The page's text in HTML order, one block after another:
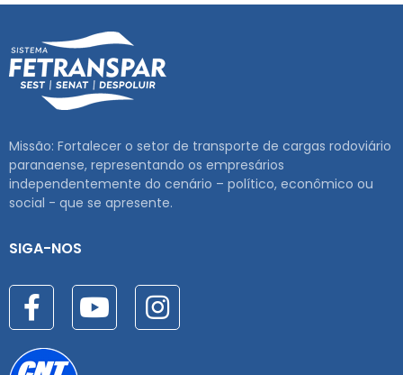
Missão: Fortalecer o setor de transporte de cargas rodoviário
paranaense, representando os empresários
independentemente do cenário – político, econômico ou
social - que se apresente.
SIGA-NOS